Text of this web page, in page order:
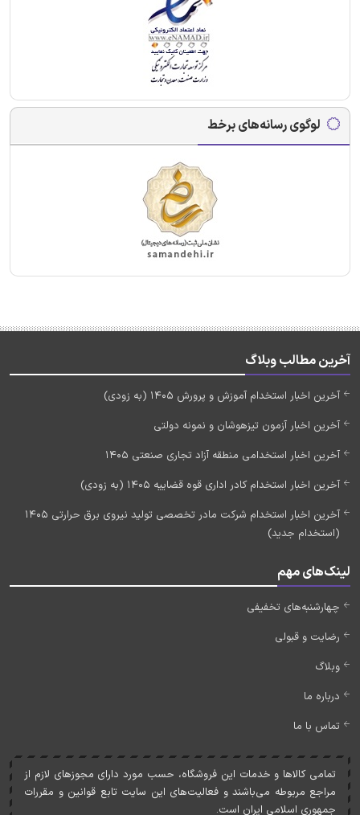
لوگوی رسانه‌های برخط
آخرین مطالب وبلاگ
آخرین اخبار استخدام آموزش و پرورش 1405 (به زودی)
آخرین اخبار آزمون تیزهوشان و نمونه دولتی
آخرین اخبار استخدامی منطقه آزاد تجاری صنعتی 1405
آخرین اخبار استخدام کادر اداری قوه قضاییه 1405 (به زودی)
آخرین اخبار استخدام شرکت مادر تخصصی تولید نیروی برق حرارتی 1405
(استخدام جدید)
لینک‌های مهم
چهارشنبه‌های تخفیفی
رضایت و قبولی
وبلاگ
درباره ما
تماس با ما
تمامی کالاها و خدمات اين فروشگاه، حسب مورد دارای مجوزهای لازم از
مراجع مربوطه می‌باشند و فعاليت‌های اين سايت تابع قوانين و مقررات
جمهوری اسلامی ايران است.